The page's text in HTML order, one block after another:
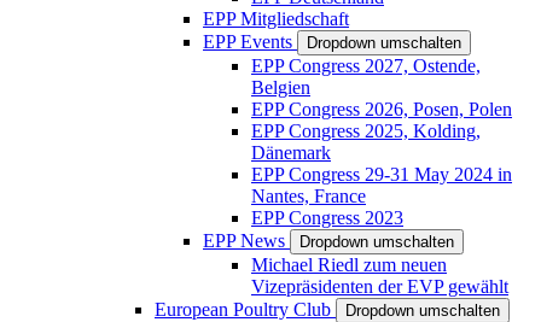
EPP Mitgliedschaft
EPP Events
Dropdown umschalten
EPP Congress 2027, Ostende,
Belgien
EPP Congress 2026, Posen, Polen
EPP Congress 2025, Kolding,
Dänemark
EPP Congress 29-31 May 2024 in
Nantes, France
EPP Congress 2023
EPP News
Dropdown umschalten
Michael Riedl zum neuen
Vizepräsidenten der EVP gewählt
European Poultry Club
Dropdown umschalten